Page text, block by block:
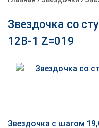
Звездочка со
12B-1 Z=019
Звездочка с шагом